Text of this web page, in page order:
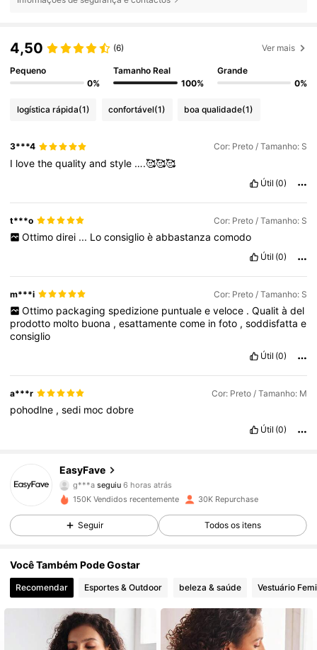
4,50 (6) Ver mais
Pequeno
0%
Tamanho Real
100%
Grande
0%
logística rápida(1) confortável(1) boa qualidade(1)
3***4 Cor: Preto / Tamanho: S
I lovethequalityandstyle ….🥰🥰🥰
Útil (0)
t***o Cor: Preto / Tamanho: S
Ottimo direi ... Lo consiglio è abbastanza comodo
Útil (0)
m***i Cor: Preto / Tamanho: S
Ottimo packaging spedizione puntuale e veloce . Qualit à del
prodotto molto buona ,esattamentecome infoto ,soddisfattae
consiglio
Útil (0)
a***r Cor: Preto / Tamanho: M
pohodlne ,sedi mocdobre
Útil (0)
EasyFave
g***aseguiu
4,87
64K Seguidores
4,87 64K Seguidores
4,87 64K Seguidores
4,87 64K Seguidores
150K Vendidos recentemente 30K Repurchase
Seguir Todos os itens
Você Também Pode Gostar
Recomendar Esportes & Outdoor beleza & saúde Vestuário